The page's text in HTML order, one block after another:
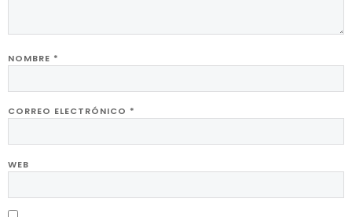
NOMBRE *
CORREO ELECTRÓNICO *
WEB